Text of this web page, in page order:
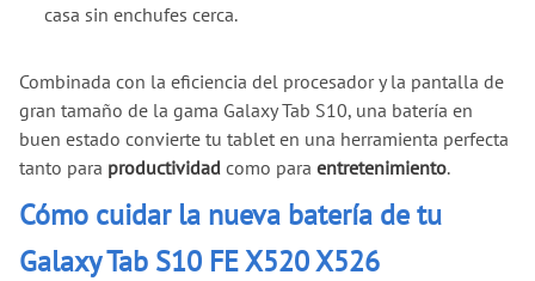
casa sin enchufes cerca.
Combinada con la eficiencia del procesador y la pantalla de
gran tamaño de la gama Galaxy Tab S10, una batería en
buen estado convierte tu tablet en una herramienta perfecta
tanto para productividad como para entretenimiento.
Cómo cuidar la nueva batería de tu
Galaxy Tab S10 FE X520 X526